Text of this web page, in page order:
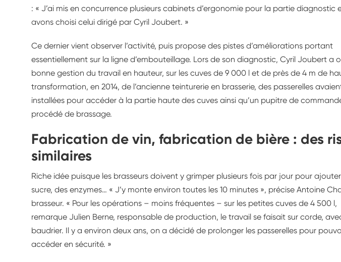
: « J’ai mis en concurrence plusieurs cabinets d’ergonomie pour la partie diagnostic
avons choisi celui dirigé par Cyril Joubert. »
Ce dernier vient observer l’activité, puis propose des pistes d’améliorations portant
essentiellement sur la ligne d’embouteillage. Lors de son diagnostic, Cyril Joubert a
bonne gestion du travail en hauteur, sur les cuves de 9 000 l et de près de 4 m de
transformation, en 2014, de l’ancienne teinturerie en brasserie, des passerelles
installées pour accéder à la partie haute des cuves ainsi qu’un pupitre de
procédé de brassage.
Fabrication de vin, fabrication de bière : des
similaires
Riche idée puisque les brasseurs doivent y grimper plusieurs fois par jour pour
sucre, des enzymes… « J’y monte environ toutes les 10 minutes », précise Antoine
brasseur. « Pour les opérations – moins fréquentes – sur les petites cuves de 4 500 l,
remarque Julien Berne, responsable de production, le travail se faisait sur corde,
baudrier. Il y a environ deux ans, on a décidé de prolonger les passerelles pour
accéder en sécurité. »